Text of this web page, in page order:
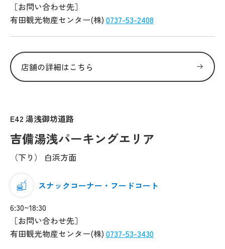
［お問い合わせ先］
有田観光物産センター(株) 0737-53-2408
店舗の詳細はこちら
E42 湯浅御坊道路
吉備湯浅パーキングエリア
（下り） 白浜方面
スナックコーナー・フードコート
6:30~18:30
［お問い合わせ先］
有田観光物産センター(株) 0737-53-3430